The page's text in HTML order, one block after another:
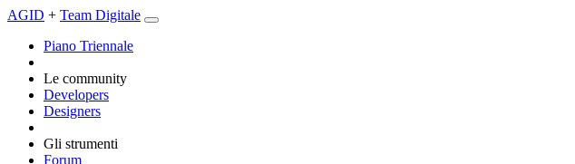
AGID + Team Digitale
Piano Triennale
Le community
Developers
Designers
Gli strumenti
Forum